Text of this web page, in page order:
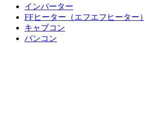
インバーター
FFヒーター（エフエフヒーター）
キャブコン
バンコン